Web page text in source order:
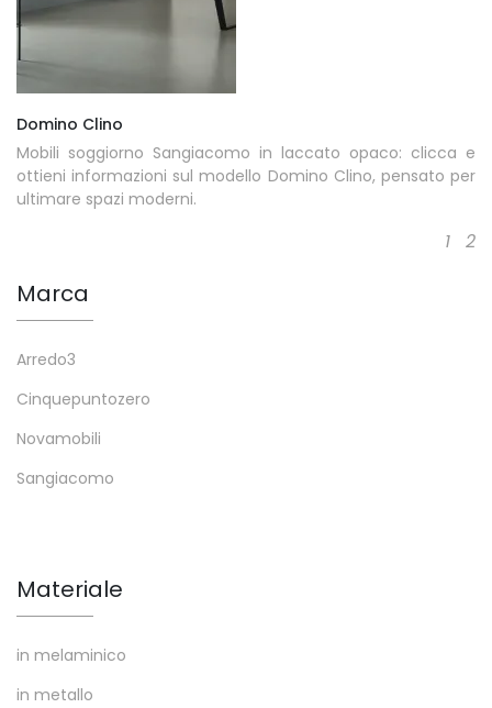
Domino Clino
Mobili soggiorno Sangiacomo in laccato opaco: clicca e
ottieni informazioni sul modello Domino Clino, pensato per
ultimare spazi moderni.
1 2
Marca
Arredo3
Cinquepuntozero
Novamobili
Sangiacomo
Materiale
in melaminico
in metallo